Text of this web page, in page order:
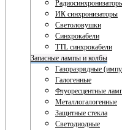
ИК синхронизаторы
Светоловушки
Синхрокабели
TTL синхрокабели
Запасные лампы и колбы
Газоразрядные
Галогенные
Флуоресцентные
Металлогалогенные
Защитные стекла
Светодиодные